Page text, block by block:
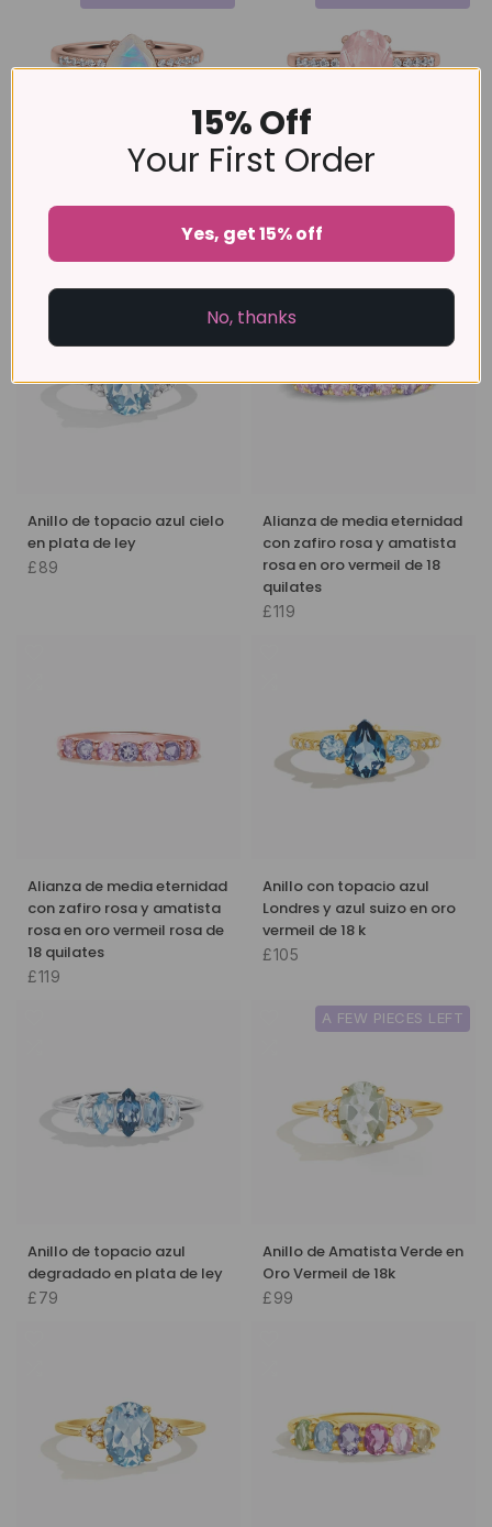
Plata Vermeil rosa
£89 £49
Anillo de topacio azul cielo
en plata de ley
£89
Alianza de media eternidad
con zafiro rosa y amatista
rosa en oro vermeil de 18
quilates
£119
Alianza de media eternidad
con zafiro rosa y amatista
rosa en oro vermeil rosa de
18 quilates
£119
Anillo con topacio azul
Londres y azul suizo en oro
vermeil de 18 k
£105
Anillo de topacio azul
degradado en plata de ley
£79
A FEW PIECES LEFT
Anillo de Amatista Verde en
Oro Vermeil de 18k
£99
15% Off
Your First Order
Yes, get 15% off
No, thanks